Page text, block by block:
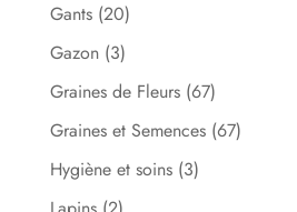
Gants (20)
Gazon (3)
Graines de Fleurs (67)
Graines et Semences (67)
Hygiène et soins (3)